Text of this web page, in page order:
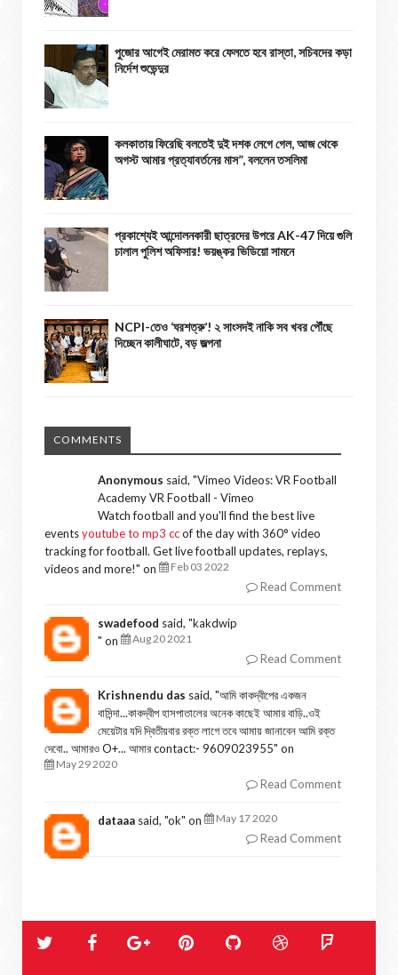
পুজোর আগেই মেরামত করে ফেলতে হবে রাস্তা, সচিবদের কড়া
নির্দেশ শুভেন্দুর
কলকাতায় ফিরেছি বলতেই দুই দশক লেগে গেল, আজ থেকে
অগস্ট আমার প্রত্যাবর্তনের মাস”, বললেন তসলিমা
প্রকাশ্যেই আন্দোলনকারী ছাত্রদের উপরে AK-47 দিয়ে গুলি
চালাল পুলিশ অফিসার! ভয়ঙ্কর ভিডিয়ো সামনে
NCPI-তেও ‘ঘরশত্রু’! ২ সাংসদই নাকি সব খবর পৌঁছে
দিচ্ছেন কালীঘাটে, বড় জল্পনা
COMMENTS
Anonymous said, "Vimeo Videos: VR Football
Academy VR Football - Vimeo
Watch football and you'll find the best live
eventsyoutube to mp3 ccof the day with 360° video
tracking for football. Get live football updates, replays,
videos and more!" on Feb 03 2022
Read Comment
swadefood said, "kakdwip
" on
Aug 20 2021
Read Comment
Krishnendu das said, "আমি কাকদ্বীপের একজন
বাসিন্দা...কাকদ্বীপ হাসপাতালের অনেক কাছেই আমার বাড়ি..ওই
মেয়েটার যদি দ্বিতীয়বার রক্ত লাগে তবে আমায় জানাবেন আমি রক্ত
দেবো.. আমারও O+... আমার contact:- 9609023955" on
May 29 2020
Read Comment
dataaa said, "ok" on May 17 2020
Read Comment